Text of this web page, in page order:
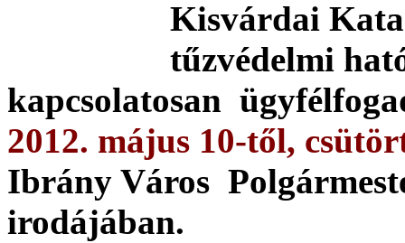
Kisvárdai
tűzvédelmi
kapcsolatosan
2012. május 10-től,
Ibrány Város
irodájában.